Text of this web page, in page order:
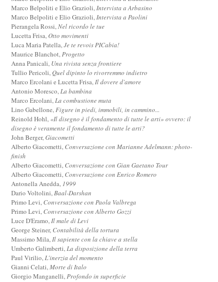
Marco Belpoliti e Elio Grazioli,Intervista a Arbasino
Marco Belpoliti e Elio Grazioli,Intervista a Paolini
Pierangela Rossi,Nel ricordo le tue
Lucetta Frisa,Otto movimenti
Luca Maria Patella,Je te revois PICabia!
Maurice Blanchot,Progetto
Anna Panicali, Una rivista senza frontiere
Tullio Pericoli,Quel dipinto lo rivorremmo indietro
Marco Ercolani e Lucetta Frisa,Il dovere d'amore
Antonio Moresco,La bambina
Marco Ercolani,La combustione muta
Lino Gabellone,Figure in piedi, immobili, in cammino...
Reinold Hohl, «Il disegno è il fondamento di tutte le arti» ovvero: il
disegno è veramente il fondamento di tutte le arti?
John Berger,Giacometti
Alberto Giacometti, Conversazione con Marianne Adelmann: photo-
finish
Alberto Giacometti, Conversazione con Gian Gaetano Tour
Alberto Giacometti, Conversazione con Enrico Romero
Antonella Anedda, 1999
Dario Voltolini,Baal-Darshan
Primo Levi, Conversazione con Paola Valbrega
Primo Levi, Conversazione con Alberto Gozzi
Luce D'Eramo,Il male di Levi
George Steiner, Contabilità della tortura
Massimo Mila,Il sapiente con la chiave a stella
Umberto Galimberti,La disposizione della terra
Paul Virilio,L'inerzia del momento
Gianni Celati,Morte di Italo
Giorgio Manganelli,Profondo in superficie